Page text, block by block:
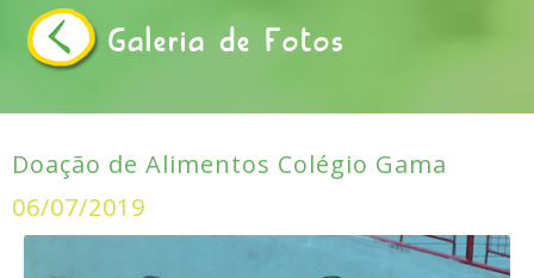
APOIE
NOTÍCIAS
Galeria de Fotos
Doação de Alimentos Colégio Gama
06/07/2019